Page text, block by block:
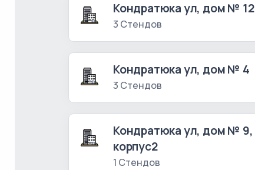
Кондратюка ул, дом № 12
3 Стендов
Кондратюка ул, дом № 4
3 Стендов
Кондратюка ул, дом № 9,
корпус2
1 Стендов